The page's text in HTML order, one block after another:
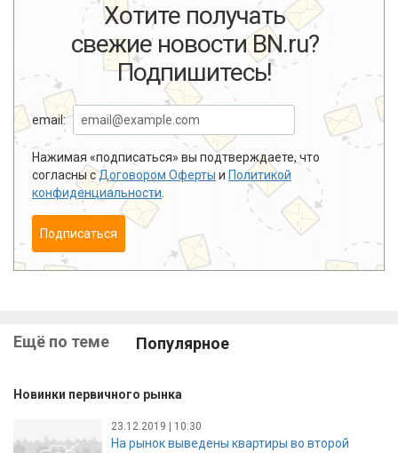
Хотите получать
свежие новости BN.ru?
Подпишитесь!
email:
Нажимая «подписаться» вы подтверждаете, что
согласны сДоговором Оферты и Политикой
конфиденциальности.
Подписаться
Ещё по теме Популярное
Новинки первичного рынка
23.12.2019 | 10:30
На рынок выведены квартиры во второй